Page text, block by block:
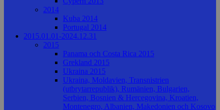
2014
Kuba 2014
Portugal 2014
2015.01.01-2024.12.31
2015
Panama och Costa Rica 2015
Grekland 2015
Ukraina 2015
Ukraina, Moldavien, Transnistrien
(utbrytarrepublik), Rumänien, Bulgarien,
Serbien, Bosnien & Hercegovina, Kroatien,
Montenegro, Albanien, Makedonien och Kosovo